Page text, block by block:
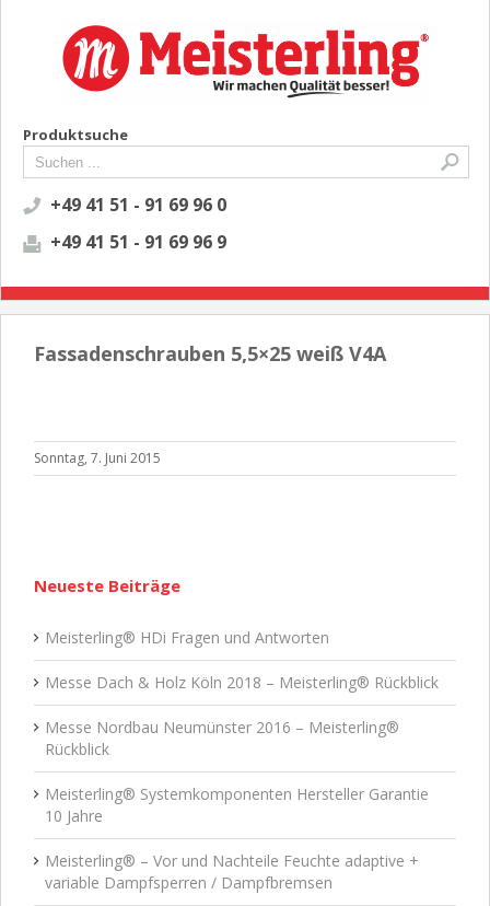
Produktsuche
+49 41 51 - 91 69 96 0
+49 41 51 - 91 69 96 9
Fassadenschrauben 5,5×25 weiß V4A
Sonntag, 7. Juni 2015
Neueste Beiträge
Meisterling® HDi Fragen und Antworten
Messe Dach & Holz Köln 2018 – Meisterling® Rückblick
Messe Nordbau Neumünster 2016 – Meisterling®
Rückblick
Meisterling® Systemkomponenten Hersteller Garantie
10 Jahre
Meisterling® – Vor und Nachteile Feuchte adaptive +
variable Dampfsperren / Dampfbremsen